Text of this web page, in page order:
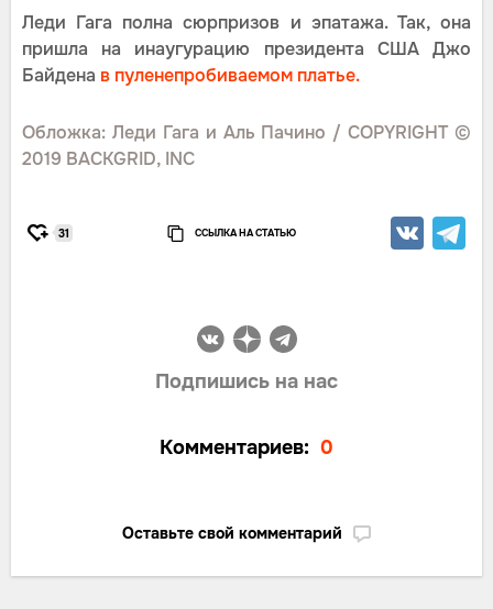
Леди Гага полна сюрпризов и эпатажа. Так, она
пришла на инаугурацию президента США Джо
Байдена в пуленепробиваемом платье.
Обложка: Леди Гага и Аль Пачино / COPYRIGHT ©
2019 BACKGRID, INC
31 ССЫЛКА НА СТАТЬЮ
Подпишись на нас
Комментариев: 0
Оставьте свой комментарий